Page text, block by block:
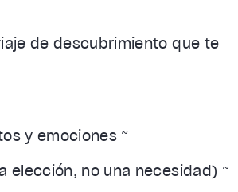
de descubrimiento que te
y emociones ~
elección, no una necesidad) ~